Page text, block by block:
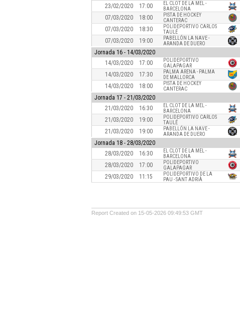
23/02/2020
17:00
EL CLOT DE LA MEL -
BARCELONA
07/03/2020
18:00
PISTA DE HOCKEY
CANTERAC
07/03/2020
18:30
POLIDEPORTIVO CARLOS
TAULÉ
07/03/2020
19:00
PABELLÓN LA NAVE -
ARANDA DE DUERO
Jornada 16 - 14/03/2020
14/03/2020
17:00
POLIDEPORTIVO
GALAPAGAR
14/03/2020
17:30
PALMA ARENA - PALMA
DE MALLORCA
14/03/2020
18:00
PISTA DE HOCKEY
CANTERAC
Jornada 17 - 21/03/2020
21/03/2020
16:30
EL CLOT DE LA MEL -
BARCELONA
21/03/2020
19:00
POLIDEPORTIVO CARLOS
TAULÉ
21/03/2020
19:00
PABELLÓN LA NAVE -
ARANDA DE DUERO
Jornada 18 - 28/03/2020
28/03/2020
16:30
EL CLOT DE LA MEL -
BARCELONA
28/03/2020
17:00
POLIDEPORTIVO
GALAPAGAR
29/03/2020
11:15
POLIDEPORTIVO DE LA
PAU - SANT ADRIÀ
Report Created on 15-05-2026 09:49:53 GMT